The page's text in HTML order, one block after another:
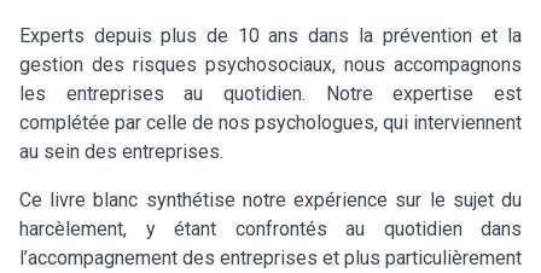
Experts depuis plus de 10 ans dans la prévention et la
gestion des risques psychosociaux, nous accompagnons
les entreprises au quotidien. Notre expertise est
complétée par celle de nos psychologues, qui interviennent
au sein des entreprises.
Ce livre blanc synthétise notre expérience sur le sujet du
harcèlement, y étant confrontés au quotidien dans
l’accompagnement des entreprises et plus particulièrement